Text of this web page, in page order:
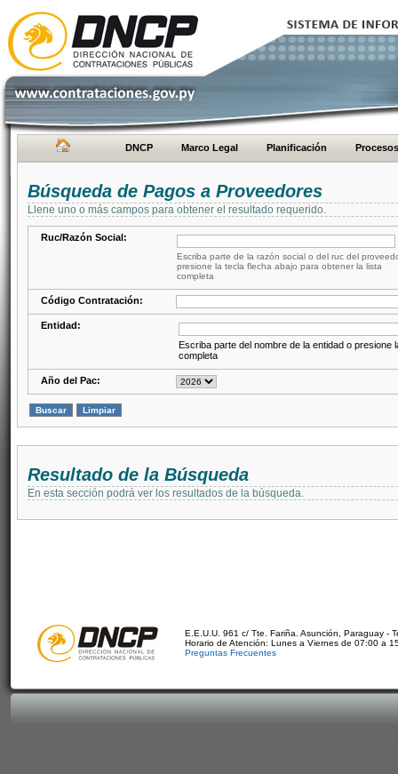
DNCP Marco Legal Planificación Procesos
Búsqueda de Pagos a Proveedores
Llene uno o más campos para obtener el resultado requerido.
Ruc/Razón Social:
Escriba parte de la razón social o del ruc del
presione la tecla flecha abajo para obtener la lista
completa
Código Contratación:
Entidad:
Escriba parte del nombre de la entidad o presione
completa
Año del Pac:
Resultado de la Búsqueda
En esta sección podrá ver los resultados de la búsqueda.
E.E.U.U. 961 c/ Tte. Fariña. Asunción, Paraguay -
Horario de Atención: Lunes a Viernes de 07:00 a
Preguntas Frecuentes